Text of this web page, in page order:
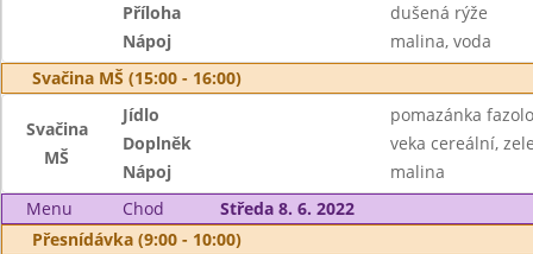
Příloha
dušená rýže
Nápoj
malina, voda
Svačina MŠ (15:00 - 16:00)
Svačina
MŠ
Jídlo
pomazánka
Doplněk
veka cereální,
Nápoj
malina
Menu
Chod
Středa 8. 6. 2022
Přesnídávka (9:00 - 10:00)